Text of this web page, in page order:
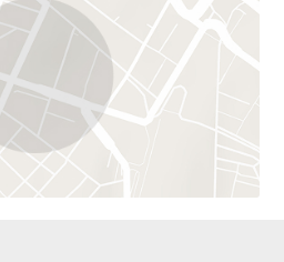
todo tipo de
web www.barnes-
encontrar viviendas únicas